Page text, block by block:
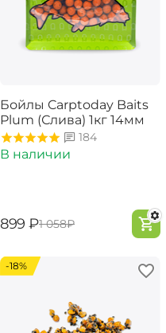
Бойлы Carptoday Baits
Plum (Слива) 1кг 14мм
184
В наличии
‍899‍ ₽‍1 058‍₽
-18%